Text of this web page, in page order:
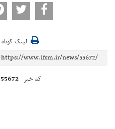
لینک کوتاه
کد خبر 55672